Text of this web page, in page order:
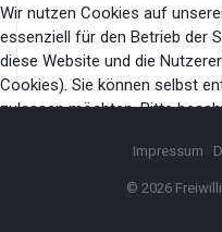
Impressum
© 2026
Wir nutzen Cookies auf
essenziell für den Betrieb der
diese Website und die
Cookies). Sie können selbst
zulassen möchten. Bitte